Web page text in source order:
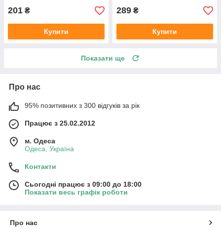
201 ₴
Купити
289 ₴
Купити
Показати ще
Про нас
95% позитивних з 300 відгуків за рік
Працює з 25.02.2012
м. Одеса
Одеса, Україна
Контакти
Сьогодні працює з 09:00 до 18:00
Показати весь графік роботи
Про нас